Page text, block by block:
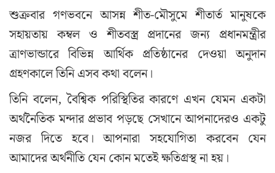
শুক্রবার গণভবনে আসন্ন শীত-মৌসুমে শীতার্ত মানুষকে
সহায়তায় কম্বল ও শীতবস্ত্র প্রদানের জন্য প্রধানমন্ত্রীর
ত্রাণভান্ডারে বিভিন্ন আর্থিক প্রতিষ্ঠানের দেওয়া অনুদান
গ্রহণকালে তিনি এসব কথা বলেন।
তিনি বলেন, বৈশ্বিক পরিস্থিতির কারণে এখন যেমন একটা
অর্থনৈতিক মন্দার প্রভাব পড়ছে সেখানে আপনাদেরও একটু
নজর দিতে হবে। আপনারা সহযোগিতা করবেন যেন
আমাদের অর্থনীতি যেন কোন মতেই ক্ষতিগ্রস্থ না হয়।